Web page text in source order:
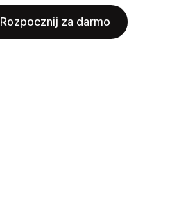
Rozpocznij za darmo